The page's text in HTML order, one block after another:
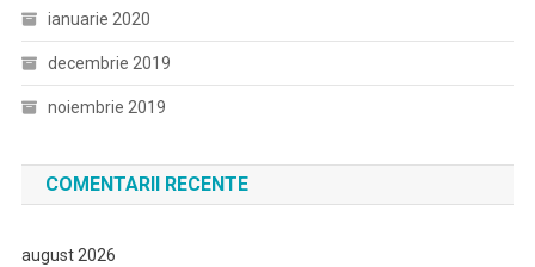
ianuarie 2020
decembrie 2019
noiembrie 2019
COMENTARII RECENTE
august 2026